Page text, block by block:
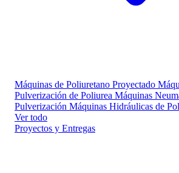
Máquinas de Poliuretano Proyectado
Pulverización de Poliurea Máquinas
Pulverización Máquinas Hidráulicas de
Ver todo
Proyectos y Entregas